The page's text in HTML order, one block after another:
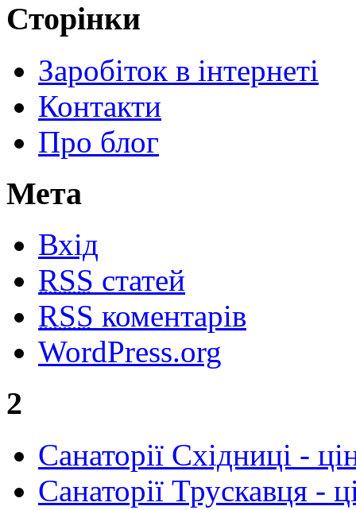
Сторінки
Заробіток в інтернеті
Контакти
Про блог
Мета
Вхід
RSS статей
RSS коментарів
WordPress.org
2
Cанаторії Східниці -
Санаторії Трускавця -